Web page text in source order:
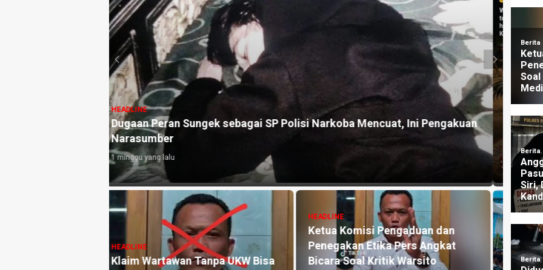
HEADLINE
Pengaduan Warga Menguat, Polisi Diminta Segera Bubarkan Dugaan
Arena Judi di Pucangsari Purwodadi
4 minggu yang lalu
HEADLINE
Mahasiswa PMII Unmul Gelar
Aksi Demo di Depan Dishub
Kaltim, Minta Pengawasan
HEADLINE
Diduga Terlibat Kasus Sabu,
Pegawai PPPK Dispendukcapil
1